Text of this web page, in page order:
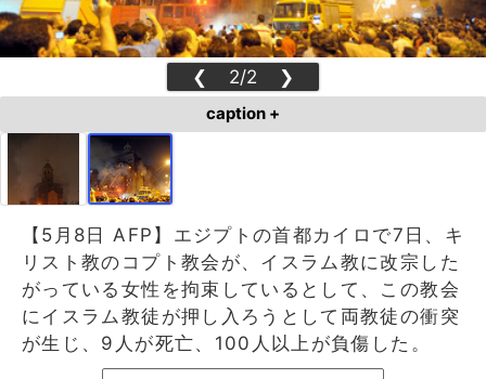
❮ 2/2 ❯
caption +
【5月8日 AFP】エジプトの首都カイロで7日、キ
リスト教のコプト教会が、イスラム教に改宗した
がっている女性を拘束しているとして、この教会
にイスラム教徒が押し入ろうとして両教徒の衝突
が生じ、9人が死亡、100人以上が負傷した。